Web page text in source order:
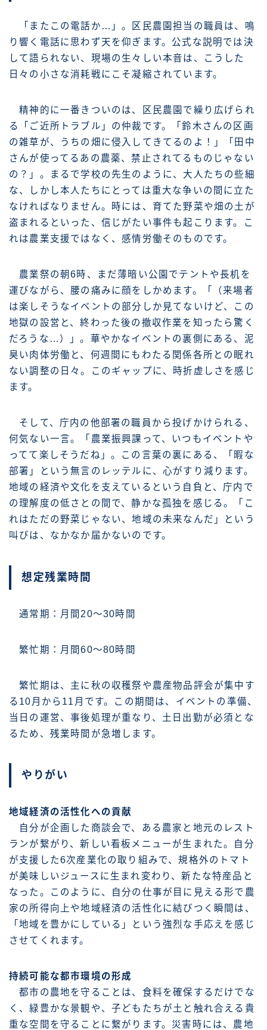
「またこの電話か…」。区民農園担当の職員は、鳴
り響く電話に思わず天を仰ぎます。公式な説明では決
して語られない、現場の生々しい本音は、こうした
日々の小さな消耗戦にこそ凝縮されています。
精神的に一番きついのは、区民農園で繰り広げられ
る「ご近所トラブル」の仲裁です。「鈴木さんの区画
の雑草が、うちの畑に侵入してきてるのよ！」「田中
さんが使ってるあの農薬、禁止されてるものじゃない
の？」。まるで学校の先生のように、大人たちの些細
な、しかし本人たちにとっては重大な争いの間に立た
なければなりません。時には、育てた野菜や畑の土が
盗まれるといった、信じがたい事件も起こります。こ
れは農業支援ではなく、感情労働そのものです。
農業祭の朝6時、まだ薄暗い公園でテントや長机を
運びながら、腰の痛みに顔をしかめます。「（来場者
は楽しそうなイベントの部分しか見てないけど、この
地獄の設営と、終わった後の撤収作業を知ったら驚く
だろうな…）」。華やかなイベントの裏側にある、泥
臭い肉体労働と、何週間にもわたる関係各所との眠れ
ない調整の日々。このギャップに、時折虚しさを感じ
ます。
そして、庁内の他部署の職員から投げかけられる、
何気ない一言。「農業振興課って、いつもイベントや
ってて楽しそうだね」。この言葉の裏にある、「暇な
部署」という無言のレッテルに、心がすり減ります。
地域の経済や文化を支えているという自負と、庁内で
の理解度の低さとの間で、静かな孤独を感じる。「こ
れはただの野菜じゃない、地域の未来なんだ」という
叫びは、なかなか届かないのです。
想定残業時間
通常期：月間20～30時間
繁忙期：月間60～80時間
繁忙期は、主に秋の収穫祭や農産物品評会が集中す
る10月から11月です。この期間は、イベントの準備、
当日の運営、事後処理が重なり、土日出勤が必須とな
るため、残業時間が急増します。
やりがい
地域経済の活性化への貢献
自分が企画した商談会で、ある農家と地元のレスト
ランが繋がり、新しい看板メニューが生まれた。自分
が支援した6次産業化の取り組みで、規格外のトマト
が美味しいジュースに生まれ変わり、新たな特産品と
なった。このように、自分の仕事が目に見える形で農
家の所得向上や地域経済の活性化に結びつく瞬間は、
「地域を豊かにしている」という強烈な手応えを感じ
させてくれます。
持続可能な都市環境の形成
都市の農地を守ることは、食料を確保するだけでな
く、緑豊かな景観や、子どもたちが土と触れ合える貴
重な空間を守ることに繋がります。災害時には、農地